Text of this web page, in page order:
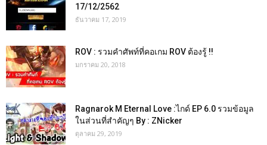
17/12/2562
ธันวาคม 17, 2019
ROV : รวมคำศัพท์ที่คอเกม ROV ต้องรู้ !!
มกราคม 20, 2018
Ragnarok M Eternal Love :ไกด์ EP 6.0 รวมข้อมูล
ในส่วนที่สำคัญๆ By : ZNicker
ตุลาคม 29, 2019